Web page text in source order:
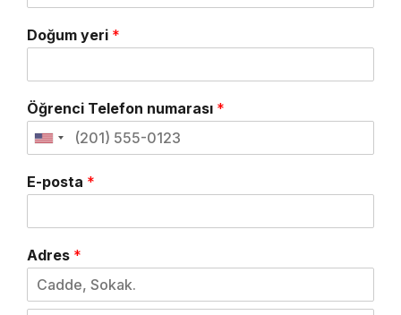
Doğum yeri *
Öğrenci Telefon numarası *
E-posta *
Adres *